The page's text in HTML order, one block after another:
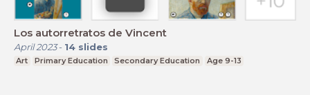
Los autorretratos de Vincent
April 2023- 14 slides
Art Primary Education Secondary Education Age 9-13